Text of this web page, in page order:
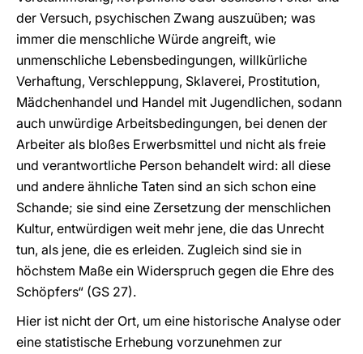
der Versuch, psychischen Zwang auszuüben; was
immer die menschliche Würde angreift, wie
unmenschliche Lebensbedingungen, willkürliche
Verhaftung, Verschleppung, Sklaverei, Prostitution,
Mädchenhandel und Handel mit Jugendlichen, sodann
auch unwürdige Arbeitsbedingungen, bei denen der
Arbeiter als bloßes Erwerbsmittel und nicht als freie
und verantwortliche Person behandelt wird: all diese
und andere ähnliche Taten sind an sich schon eine
Schande; sie sind eine Zersetzung der menschlichen
Kultur, entwürdigen weit mehr jene, die das Unrecht
tun, als jene, die es erleiden. Zugleich sind sie in
höchstem Maße ein Widerspruch gegen die Ehre des
Schöpfers“ (GS 27).
Hier ist nicht der Ort, um eine historische Analyse oder
eine statistische Erhebung vorzunehmen zur